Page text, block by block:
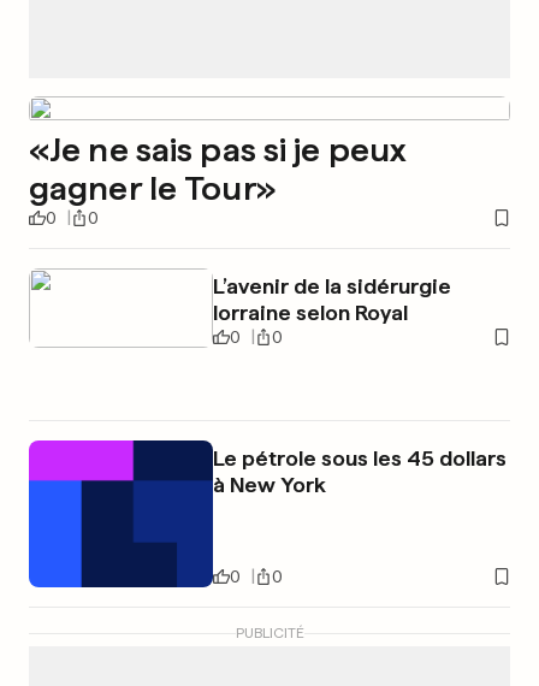
«Je ne sais pas si je peux
gagner le Tour»
0 0
L’avenir de la sidérurgie
lorraine selon Royal
0 0
Le pétrole sous les 45 dollars
à New York
0 0
PUBLICITÉ